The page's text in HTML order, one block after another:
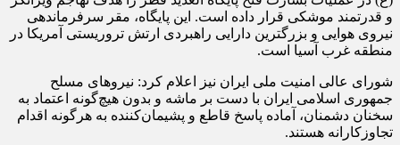
و قدرتمند موشکی قرار داده است. این پایگاه، مقر سرفرماندهی
نیروی هوایی و بزرگترین دارایی راهبردی ارتش تروریستی آمریکا در
منطقه غرب آسیا است.
شورای عالی امنیت ملی ایران نیز اعلام کرد: نیروهای مسلح
جمهوری اسلامی ایران با دست بر ماشه و بدون هیچ‌گونه اعتماد به
سخنان دشمنان، آماده پاسخ قاطع و پشیمان‌کننده به هرگونه اقدام
تجاوزکارانه هستند.